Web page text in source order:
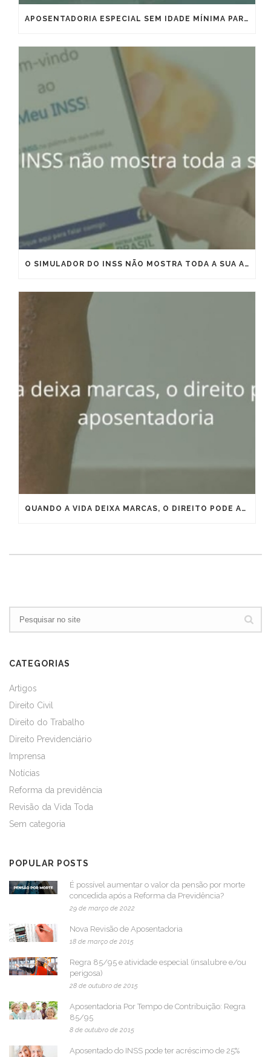
APOSENTADORIA ESPECIAL SEM IDADE MÍNIMA PARA MARÍTIMOS E OFFSHORE: VITÓRIA IMPORTANTE, MAS QUE EXIGE ESTRATÉGIA
O SIMULADOR DO INSS NÃO MOSTRA TODA A SUA APOSENTADORIA
QUANDO A VIDA DEIXA MARCAS, O DIREITO PODE ANTECIPAR A APOSENTADORIA
CATEGORIAS
Artigos
Direito Civil
Direito do Trabalho
Direito Previdenciário
Imprensa
Notícias
Reforma da previdência
Revisão da Vida Toda
Sem categoria
POPULAR POSTS
É possível aumentar o valor da pensão por morte
concedida após a Reforma da Previdência?
29 de março de 2022
Nova Revisão de Aposentadoria
18 de março de 2015
Regra 85/95 e atividade especial (insalubre e/ou
perigosa)
28 de outubro de 2015
Aposentadoria Por Tempo de Contribuição: Regra
85/95
8 de outubro de 2015
Aposentado do INSS pode ter acréscimo de 25%